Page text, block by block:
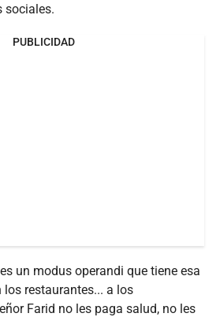
sociales.
PUBLICIDAD
un modus operandi que tiene esa
los restaurantes... a los
Farid no les paga salud, no les